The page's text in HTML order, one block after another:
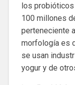
los probióticos
100 millones
perteneciente
morfología es
se usan
yogur y de